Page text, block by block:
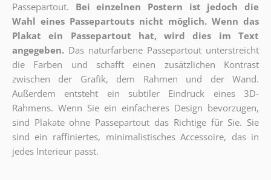
Passepartout.
Bei einzelnen Postern ist jedoch die
Wahl eines Passepartouts nicht möglich. Wenn das
Plakat ein Passepartout hat, wird dies im Text
angegeben. Das naturfarbene Passepartout unterstreicht
die Farben und schafft einen zusätzlichen Kontrast
zwischen der Grafik, dem Rahmen und der Wand.
Außerdem entsteht ein subtiler Eindruck eines 3D-
Rahmens. Wenn Sie ein einfacheres Design bevorzugen,
sind Plakate ohne Passepartout das Richtige für Sie. Sie
sind ein raffiniertes, minimalistisches Accessoire, das in
jedes Interieur passt.